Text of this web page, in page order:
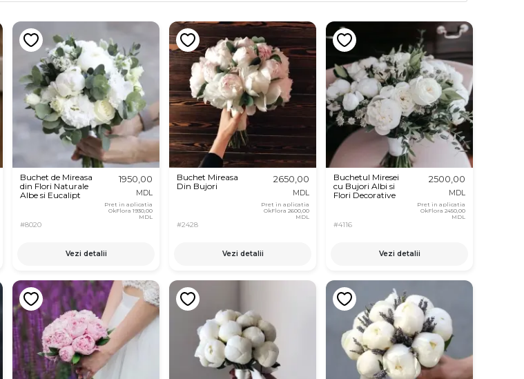
Buchet de Mireasa
din Flori Naturale
Albe si Eucalipt
#8020
1950,00
MDL
Pret in aplicatia
OkFlora 1930,00
MDL
Vezi detalii
Buchet Mireasa
Din Bujori
#2428
2650,00
MDL
Pret in aplicatia
OkFlora 2600,00
MDL
Vezi detalii
Buchetul Miresei
cu Bujori Albi si
Flori Decorative
#4116
2500,00
MDL
Pret in aplicatia
OkFlora2450,00
MDL
Vezi detalii